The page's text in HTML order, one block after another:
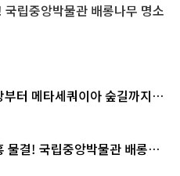
립중앙박물관 배롱나무 명소
부터 메타세쿼이아 숲길까지…
물결! 국립중앙박물관 배롱나